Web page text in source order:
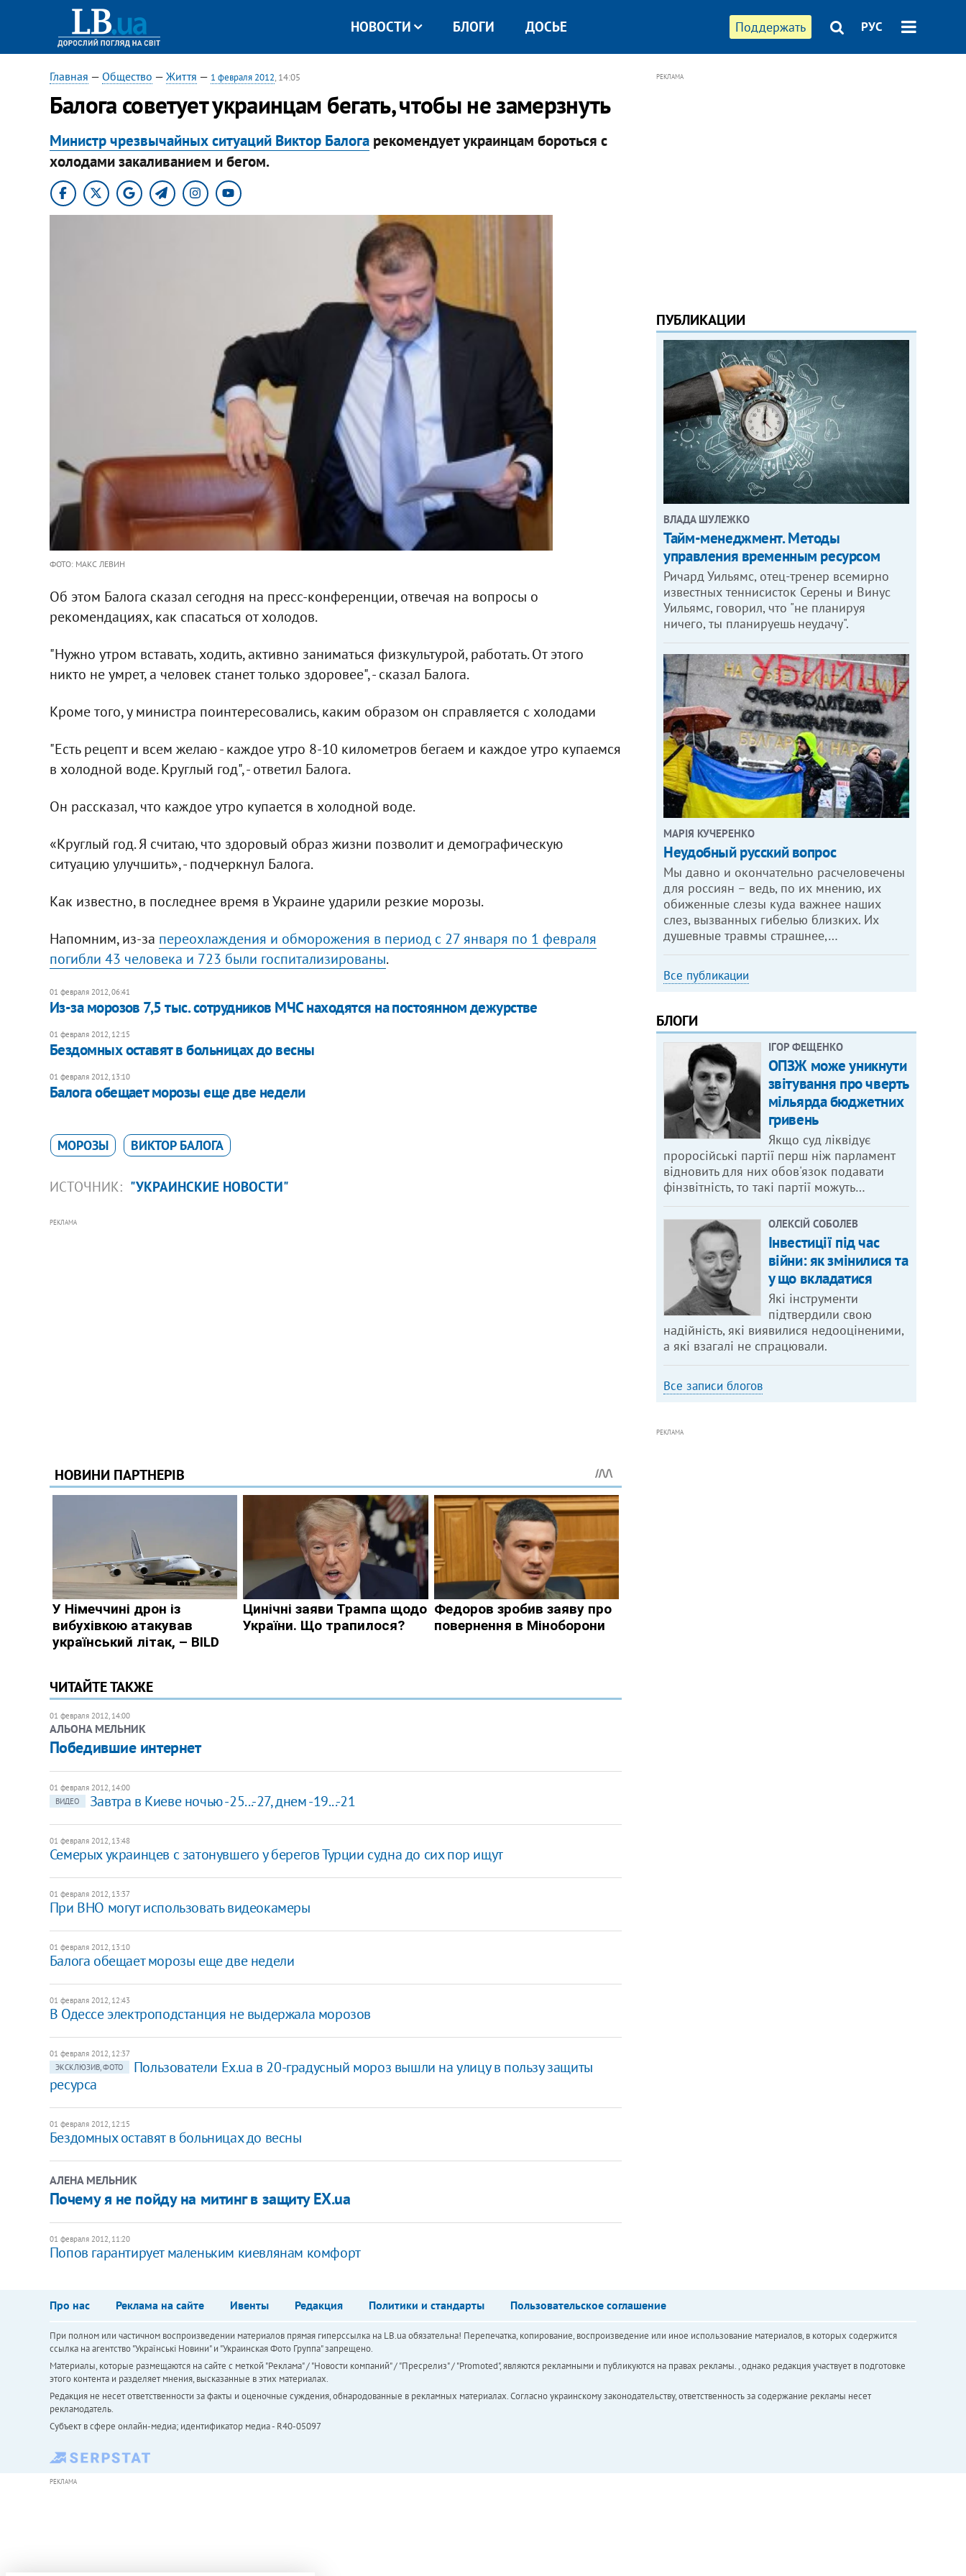
Поддержать РУС
НОВОСТИ БЛОГИ ДОСЬЕ
Главная — Общество — Життя — 1 февраля 2012, 14:05
Балога советует украинцам бегать, чтобы не замерзнуть
Министр чрезвычайных ситуаций Виктор Балогарекомендует украинцам бороться с
холодами закаливанием и бегом.
ФОТО: МАКС ЛЕВИН
Об этом Балога сказал сегодня на пресс-конференции, отвечая на вопросы о
рекомендациях, как спасаться от холодов.
"Нужно утром вставать, ходить, активно заниматься физкультурой, работать. От этого
никто не умрет, а человек станет только здоровее", - сказал Балога.
Кроме того, у министра поинтересовались, каким образом он справляется с холодами
"Есть рецепт и всем желаю - каждое утро 8-10 километров бегаем и каждое утро купаемся
в холодной воде. Круглый год", - ответил Балога.
Он рассказал, что каждое утро купается в холодной воде.
«Круглый год. Я считаю, что здоровый образ жизни позволит и демографическую
ситуацию улучшить», - подчеркнул Балога.
Как известно, в последнее время в Украине ударили резкие морозы.
Напомним, из-за переохлаждения и обморожения в период с 27 января по 1 февраля
погибли 43 человека и 723 были госпитализированы.
01 февраля 2012, 06:41
Из-за морозов 7,5 тыс. сотрудников МЧС находятся на постоянном дежурстве
01 февраля 2012, 12:15
Бездомных оставят в больницах до весны
01 февраля 2012, 13:10
Балога обещает морозы еще две недели
МОРОЗЫ ВИКТОР БАЛОГА
ИСТОЧНИК: "УКРАИНСКИЕ НОВОСТИ"
РЕКЛАМА
ЧИТАЙТЕ ТАКЖЕ
01 февраля 2012, 14:00
АЛЬОНА МЕЛЬНИК
Победившие интернет
01 февраля 2012, 14:00
ВИДЕО
Завтра в Киеве ночью -25...-27, днем -19...-21
01 февраля 2012, 13:48
Семерых украинцев с затонувшего у берегов Турции судна до сих пор ищут
01 февраля 2012, 13:37
При ВНО могут использовать видеокамеры
01 февраля 2012, 13:10
Балога обещает морозы еще две недели
01 февраля 2012, 12:43
В Одессе электроподстанция не выдержала морозов
01 февраля 2012, 12:37
ЭКСКЛЮЗИВ, ФОТО
Пользователи Ex.ua в 20-градусный мороз вышли на улицу в пользу защиты
ресурса
01 февраля 2012, 12:15
Бездомных оставят в больницах до весны
АЛЕНА МЕЛЬНИК
Почему я не пойду на митинг в защиту EX.ua
01 февраля 2012, 11:20
Попов гарантирует маленьким киевлянам комфорт
РЕКЛАМА
ПУБЛИКАЦИИ
ВЛАДА ШУЛЕЖКО
Тайм-менеджмент. Методы
управления временным ресурсом
Ричард Уильямс, отец-тренер всемирно
известных теннисисток Серены и Винус
Уильямс, говорил, что "не планируя
ничего, ты планируешь неудачу".
МАРІЯ КУЧЕРЕНКО
​Неудобный русский вопрос
Мы давно и окончательно расчеловечены
для россиян – ведь, по их мнению, их
обиженные слезы куда важнее наших
слез, вызванных гибелью близких. Их
душевные травмы страшнее,…
Все публикации
БЛОГИ
ІГОР ФЕЩЕНКО
ОПЗЖ може уникнути
звітування про чверть
мільярда бюджетних
гривень
Якщо суд ліквідує
проросійські партії перш ніж парламент
відновить для них обов'язок подавати
фінзвітність, то такі партії можуть…
ОЛЕКСІЙ СОБОЛЕВ
Інвестиції під час
війни: як змінилися та
у що вкладатися
Які інструменти
підтвердили свою
надійність, які виявилися недооціненими,
а які взагалі не спрацювали.
Все записи блогов
РЕКЛАМА
Про нас Реклама на сайте Ивенты Редакция Политики и стандарты Пользовательское соглашение
При полном или частичном воспроизведении материалов прямая гиперссылка на LB.ua обязательна! Перепечатка, копирование, воспроизведение или иное использование материалов, в которых содержится
ссылка на агентство "Українськi Новини" и "Украинская Фото Группа" запрещено.
Материалы, которые размещаются на сайте с меткой "Реклама" / "Новости компаний" / "Пресрелиз" / "Promoted", являются рекламными и публикуются на правах рекламы. , однако редакция участвует в подготовке
этого контента и разделяет мнения, высказанные в этих материалах.
Редакция не несет ответственности за факты и оценочные суждения, обнародованные в рекламных материалах. Согласно украинскому законодательству, ответственность за содержание рекламы несет
рекламодатель.
Субъект в сфере онлайн-медиа; идентификатор медиа - R40-05097
РЕКЛАМА